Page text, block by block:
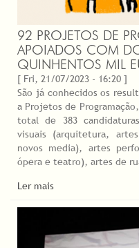
92 PROJETOS DE
APOIADOS COM
QUINHENTOS MIL
[ Fri, 21/07/2023 - 16:20 ]
São já conhecidos os
a Projetos de
total de 383
visuais (arquitetura,
novos media), artes
ópera e teatro), artes de
Ler mais